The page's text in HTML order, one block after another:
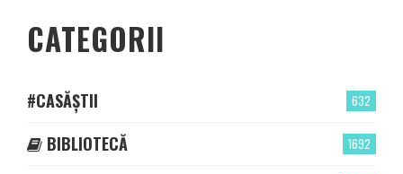
CATEGORII
632
#CASĂȘTII
1692
BIBLIOTECĂ